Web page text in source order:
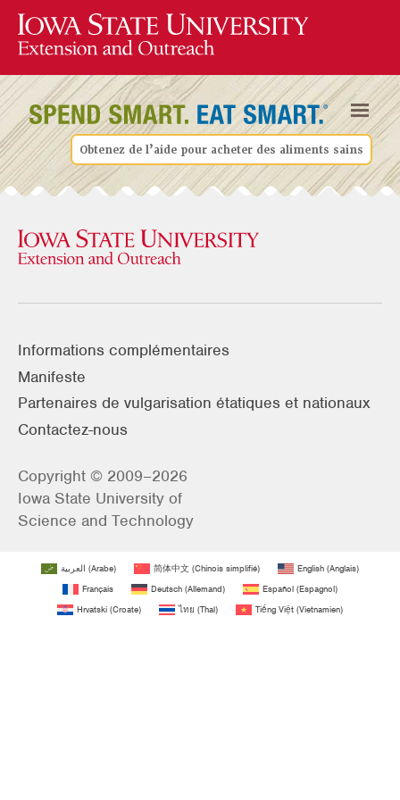
Obtenez de l’aide pour acheter des aliments sains
Informations complémentaires
Manifeste
Partenaires de vulgarisation étatiques et nationaux
Contactez-nous
Copyright © 2009–2026
Iowa State University of
Science and Technology
العربية (Arabe) 简体中文 (Chinois simplifié) English (Anglais)
Français
Deutsch (Allemand) Español (Espagnol)
Hrvatski (Croate) ไทย (Thaï) Tiếng Việt (Vietnamien)